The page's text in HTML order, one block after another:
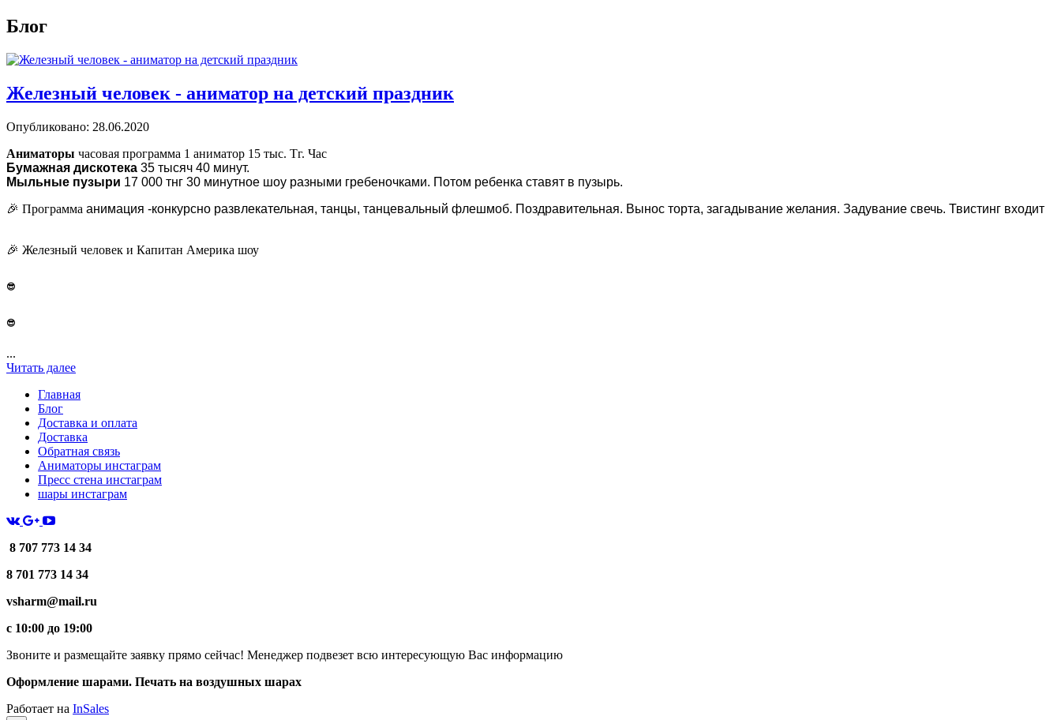
Блог
Железный человек - аниматор на детский праздник
Опубликовано: 28.06.2020
Аниматоры часовая программа 1 аниматор 15 тыс. Тг. Час
Бумажная дискотека 35 тысяч 40 минут.
Мыльные пузыри 17 000 тнг 30 минутное шоу разными гребеночками. Потом ребенка ставят в пузырь.
🎉 Программа анимация -конкурсно развлекательная, танцы, танцевальный флешмоб. Поздравительная. Вынос торта, загадывание желания. Задувание свечь. Твистинг входит
🎉 Железный человек и Капитан Америка шоу
😎
😎
...
Читать далее
Главная
Блог
Доставка и оплата
Доставка
Обратная связь
Аниматоры инстаграм
Пресс стена инстаграм
шары инстаграм
8 707 773 14 34
8 701 773 14 34
vsharm@mail.ru
c 10:00 до 19:00
Звоните и размещайте заявку прямо сейчас! Менеджер подвезет всю интересующую Вас информацию
Оформление шарами. Печать на воздушных шарах
Работает на InSales